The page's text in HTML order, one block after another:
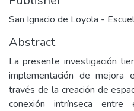
San Ignacio de Loyola -
Abstract
La presente investigación
implementación de
través de la creación de
conexión intrínseca entre